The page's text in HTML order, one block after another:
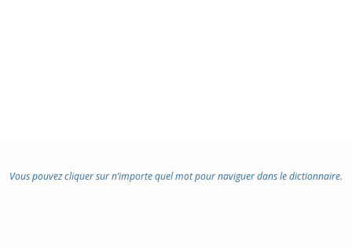
Vous pouvez cliquer sur n’importe quel mot pour naviguer dans le dictionnaire.